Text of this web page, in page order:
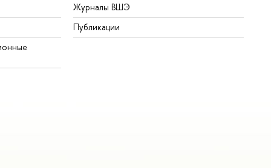
Журналы ВШЭ
Публикации